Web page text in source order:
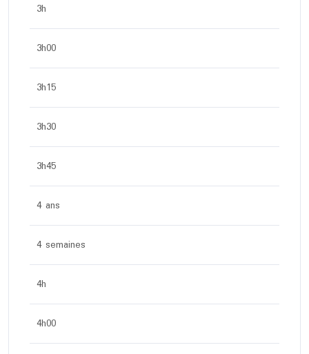
3h
3h00
3h15
3h30
3h45
4 ans
4 semaines
4h
4h00